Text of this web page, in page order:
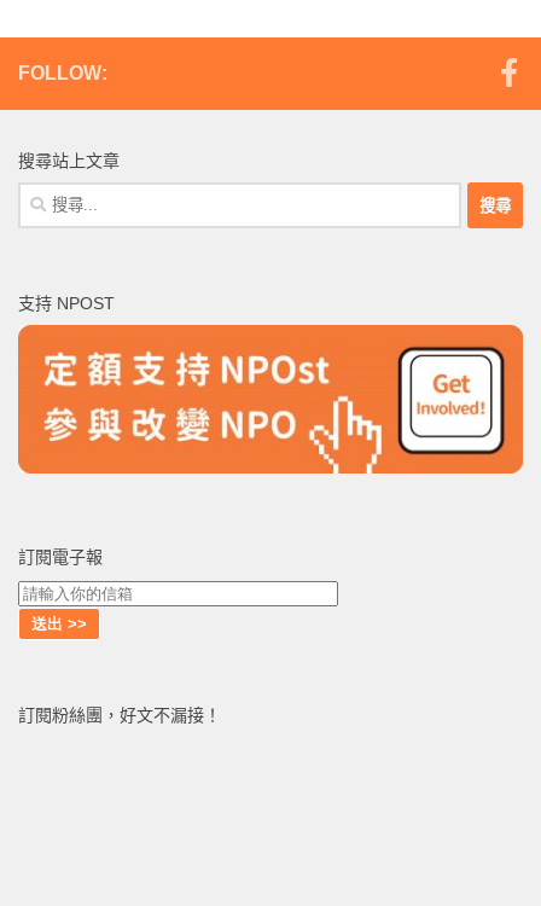
FOLLOW:
搜尋站上文章
搜
尋
字:
支持 NPOST
訂閱電子報
訂閱粉絲團，好文不漏接！